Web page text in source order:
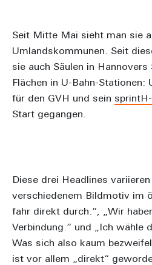
Seit Mitte Mai sieht man sie
Umlandskommunen. Seit
sie auch Säulen in Hannovers
Flächen in U-Bahn-Stationen:
für den GVH und sein
Start gegangen.
Diese drei Headlines
verschiedenem Bildmotiv im
fahr direkt durch.“, „Wir
Verbindung.“ und „Ich wähle
Was sich also kaum
ist vor allem „direkt“